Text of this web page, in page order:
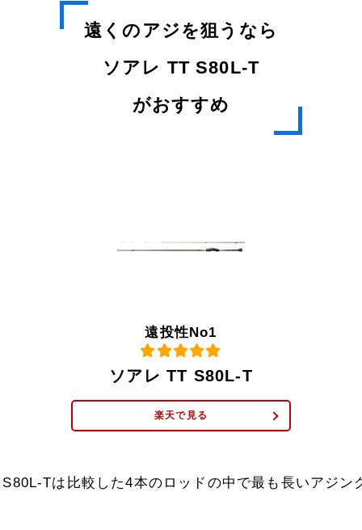
遠くのアジを狙うなら
ソアレ TT S80L-T
がおすすめ
遠投性No1
ソアレ TT S80L-T
楽天で見る
Tは比較した4本のロッドの中で最も長いアジン